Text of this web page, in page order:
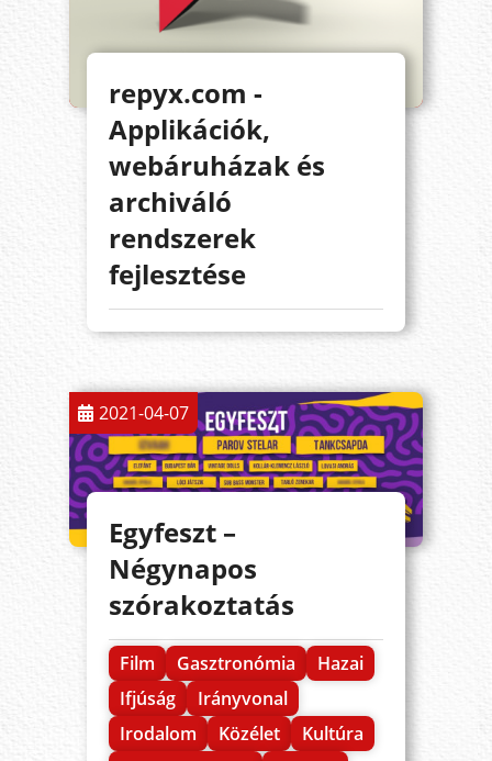
repyx.com -
Applikációk,
webáruházak és
archiváló
rendszerek
fejlesztése
2021-04-07
Egyfeszt –
Négynapos
szórakoztatás
Film Gasztronómia
Hazai
Ifjúság
Irányvonal
Irodalom
Közélet
Kultúra